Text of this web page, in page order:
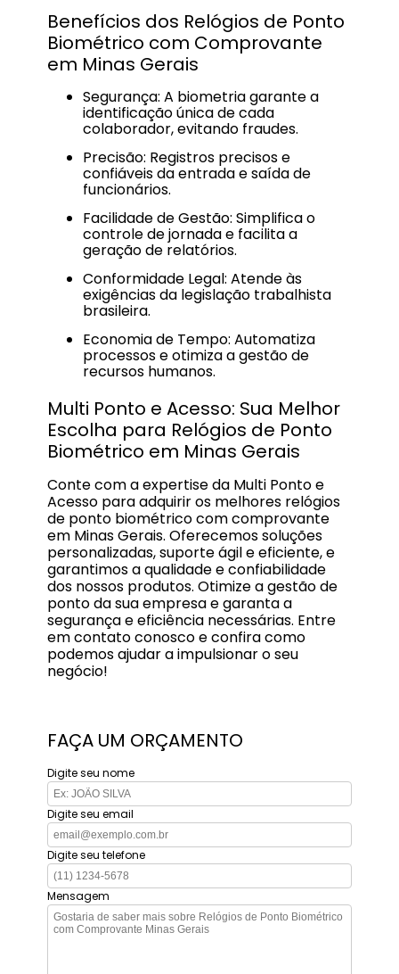
Benefícios dos Relógios de Ponto
Biométrico com Comprovante
em Minas Gerais
Segurança: A biometria garante a
identificação única de cada
colaborador, evitando fraudes.
Precisão: Registros precisos e
confiáveis da entrada e saída de
funcionários.
Facilidade de Gestão: Simplifica o
controle de jornada e facilita a
geração de relatórios.
Conformidade Legal: Atende às
exigências da legislação trabalhista
brasileira.
Economia de Tempo: Automatiza
processos e otimiza a gestão de
recursos humanos.
Multi Ponto e Acesso: Sua Melhor
Escolha para Relógios de Ponto
Biométrico em Minas Gerais
Conte com a expertise da Multi Ponto e
Acesso para adquirir os melhores relógios
de ponto biométrico com comprovante
em Minas Gerais. Oferecemos soluções
personalizadas, suporte ágil e eficiente, e
garantimos a qualidade e confiabilidade
dos nossos produtos. Otimize a gestão de
ponto da sua empresa e garanta a
segurança e eficiência necessárias. Entre
em contato conosco e confira como
podemos ajudar a impulsionar o seu
negócio!
FAÇA UM ORÇAMENTO
Digite seu nome
Digite seu email
Digite seu telefone
Mensagem